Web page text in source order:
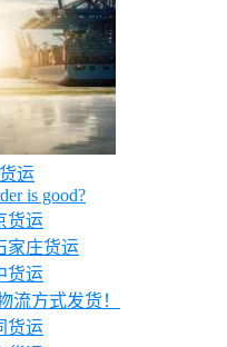
运
is good?
货运
家庄货运
货运
流方式发货！
货运